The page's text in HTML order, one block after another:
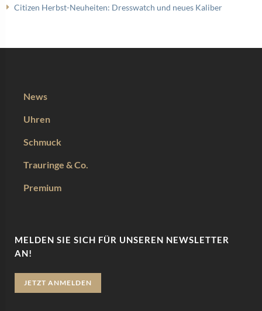
Citizen Herbst-Neuheiten: Dresswatch und neues Kaliber
News
Uhren
Schmuck
Trauringe & Co.
Premium
MELDEN SIE SICH FÜR UNSEREN NEWSLETTER
AN!
JETZT ANMELDEN